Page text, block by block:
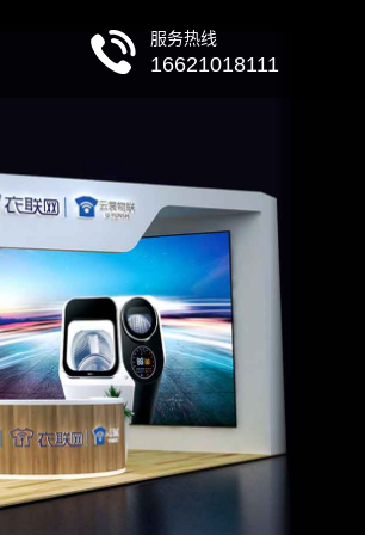
服务热线
16621018111